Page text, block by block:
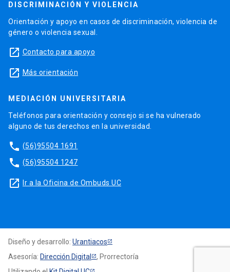
DISCRIMINACIÓN Y VIOLENCIA
Orientación y apoyo en casos de discriminación, violencia de
género o violencia sexual.
launch Contacto para apoyo
launch Más orientación
MEDIACIÓN UNIVERSITARIA
Teléfonos para orientación y consejo si se ha vulnerado
alguno de tus derechos en la universidad.
phone (56)95504 1691
phone (56)95504 1247
launch Ir a la Oficina de Ombuds UC
Diseño y desarrollo: Urantiacos
Asesoría: Dirección Digital
, Prorrectoría